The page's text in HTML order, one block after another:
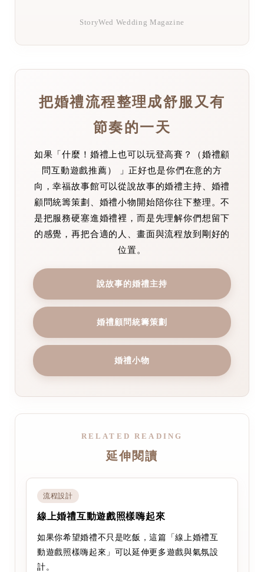
StoryWed Wedding Magazine
把婚禮流程整理成舒服又有
節奏的一天
如果「什麼！婚禮上也可以玩登高賽？（婚禮顧
問互動遊戲推薦） 」正好也是你們在意的方
向，幸福故事館可以從說故事的婚禮主持、婚禮
顧問統籌策劃、婚禮小物開始陪你往下整理。不
是把服務硬塞進婚禮裡，而是先理解你們想留下
的感覺，再把合適的人、畫面與流程放到剛好的
位置。
說故事的婚禮主持
婚禮顧問統籌策劃
婚禮小物
RELATED READING
延伸閱讀
流程設計
線上婚禮互動遊戲照樣嗨起來
如果你希望婚禮不只是吃飯，這篇「線上婚禮互
動遊戲照樣嗨起來」可以延伸更多遊戲與氣氛設
計。